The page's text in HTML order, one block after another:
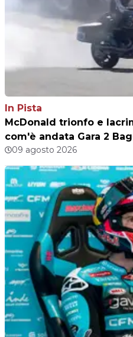
In Pista
McDonald trionfo e
com'è andata Gara 2
09 agosto 2026